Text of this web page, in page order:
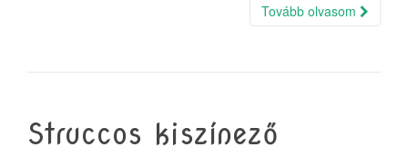
Tovább olvasom
Struccos kiszínező